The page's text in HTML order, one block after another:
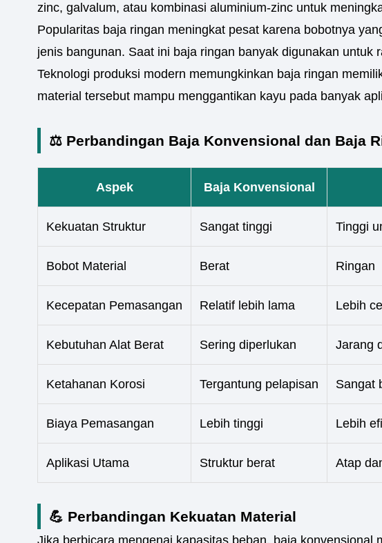
zinc, galvalum, atau kombinasi aluminium-zinc untuk
Popularitas baja ringan meningkat pesat karena bobotnya
jenis bangunan. Saat ini baja ringan banyak digunakan
Teknologi produksi modern memungkinkan baja ringan
material tersebut mampu menggantikan kayu pada banyak
⚖️ Perbandingan Baja Konvensional dan Baja
Aspek Baja Konvensional
Kekuatan Struktur Sangat tinggi Tinggi
Bobot Material Berat Ringan
Kecepatan Pemasangan Relatif lebih lama Lebih
Kebutuhan Alat Berat Sering diperlukan Jarang
Ketahanan Korosi Tergantung pelapisan Sangat
Biaya Pemasangan Lebih tinggi Lebih
Aplikasi Utama Struktur berat Atap
💪 Perbandingan Kekuatan Material
Jika berbicara mengenai kapasitas beban, baja